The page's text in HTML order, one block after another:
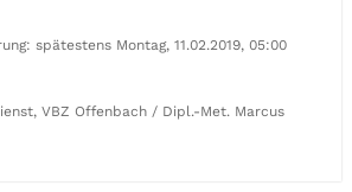
spätestens Montag, 11.02.2019, 05:00
VBZ Offenbach / Dipl.-Met. Marcus